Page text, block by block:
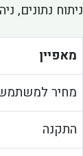
ניתוח נתונים,
מאפיין
מחיר
התקנה